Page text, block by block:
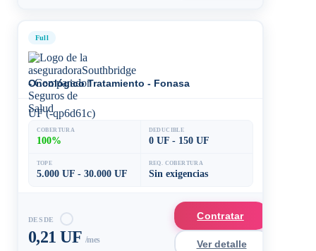
Full
Oncológico Tratamiento - Fonasa
UF (-qp6d61c)
COBERTURA
100%
DEDUCIBLE
0 UF - 150 UF
TOPE
5.000 UF - 30.000 UF
REQ. COBERTURA
Sin exigencias
DESDE
0,21 UF /mes
Contratar
Ver detalle